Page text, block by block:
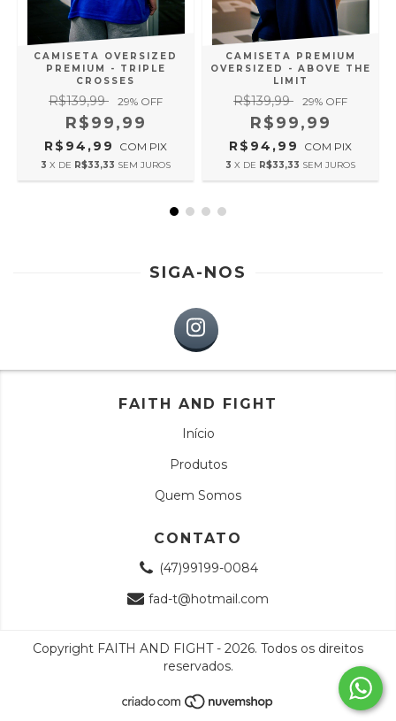
CAMISETA OVERSIZED
PREMIUM - TRIPLE
CROSSES
R$139,99 29% OFF
R$99,99
R$94,99 COM PIX
3 X DE R$33,33 SEM JUROS
CAMISETA PREMIUM
OVERSIZED - ABOVE THE
LIMIT
R$139,99 29% OFF
R$99,99
R$94,99 COM PIX
3 X DE R$33,33 SEM JUROS
SIGA-NOS
FAITH AND FIGHT
Início
Produtos
Quem Somos
CONTATO
(47)99199-0084
fad-t@hotmail.com
Copyright FAITH AND FIGHT - 2026. Todos os direitos
reservados.